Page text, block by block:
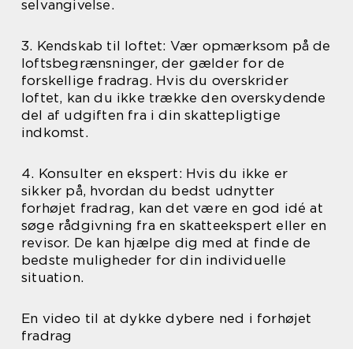
selvangivelse.
3. Kendskab til loftet: Vær opmærksom på de
loftsbegrænsninger, der gælder for de
forskellige fradrag. Hvis du overskrider
loftet, kan du ikke trække den overskydende
del af udgiften fra i din skattepligtige
indkomst.
4. Konsulter en ekspert: Hvis du ikke er
sikker på, hvordan du bedst udnytter
forhøjet fradrag, kan det være en god idé at
søge rådgivning fra en skatteekspert eller en
revisor. De kan hjælpe dig med at finde de
bedste muligheder for din individuelle
situation.
En video til at dykke dybere ned i forhøjet
fradrag